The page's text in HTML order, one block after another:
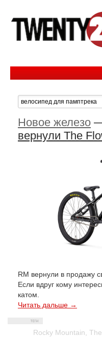
Новое железо
вернули The
RM вернули в продажу
Если вдруг кому
катом.
Читать дальше →
Rocky Mountain